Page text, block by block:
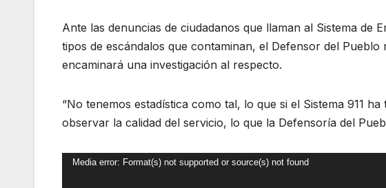
Ante las denuncias de ciudadanos que llaman al Sistema de
tipos de escándalos que contaminan, el Defensor del
encaminará una investigación al respecto.
“No tenemos estadística como tal, lo que si el Sistema 911
observar la calidad del servicio, lo que la Defensoría del
Reproductor
Media error: Format(s) not supported or source(s) not found